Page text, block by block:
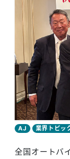
AJ
業界トピッ
全国オートバ